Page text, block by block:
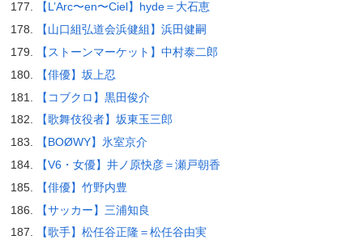
【L’Arc〜en〜Ciel】hyde＝大石恵
【山口組弘道会浜健組】浜田健嗣
【ストーンマーケット】中村泰二郎
【俳優】坂上忍
【コブクロ】黒田俊介
【歌舞伎役者】坂東玉三郎
【BOØWY】氷室京介
【V6・女優】井ノ原快彦＝瀬戸朝香
【俳優】竹野内豊
【サッカー】三浦知良
【歌手】松任谷正隆＝松任谷由実